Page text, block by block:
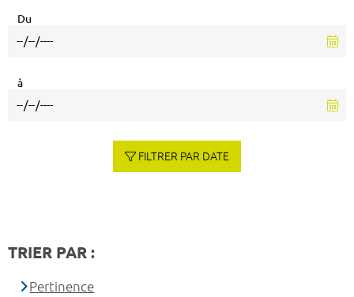
Du
à
FILTRER PAR DATE
TRIER PAR :
Pertinence